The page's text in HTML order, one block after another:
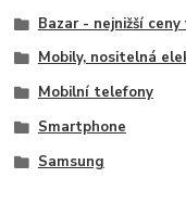
Bazar - nejnižší ceny
Mobily, nositelná
Mobilní telefony
Smartphone
Samsung